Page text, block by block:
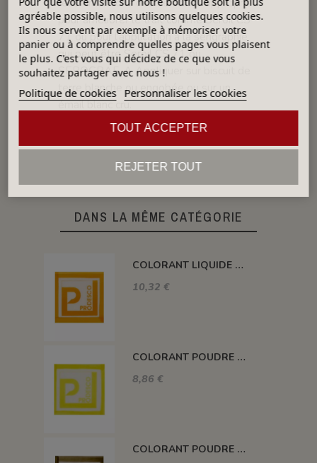
pour améliorer le trait comme Seroil CS
71 ou pour l’application à la sérigraphie
qui peut être Seroil CS 71 ou
SEROGRAF. A Appliquer sur biscuit de
terre blanche ou engobée ou sur un
émail blanc cru.
MÉTHODE D'APPLICATION: Pinceau,
DANS LA MÊME CATÉGORIE
COLORANT LIQUIDE SANS PLOMB MANDARINE 100GR CD20L
10,32 €
COLORANT POUDRE SANS PLOMB JAUNE CD01
8,86 €
COLORANT POUDRE SANS PLOMB TABAC CD18
agréable possible, nous utilisons quelques cookies.
Ils nous servent par exemple à mémoriser votre
panier ou à comprendre quelles pages vous plaisent
le plus. C'est vous qui décidez de ce que vous
souhaitez partager avec nous !
Politique de cookies Personnaliser les cookies
REJETER TOUT
TOUT ACCEPTER